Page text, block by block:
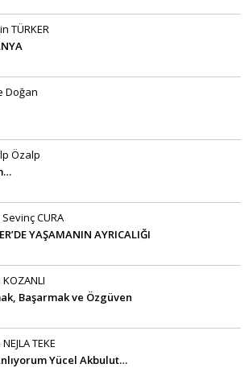
TÜRKER
Doğan
Özalp
CURA
YAŞAMANIN AYRICALIĞI
Başarmak ve Özgüven
TEKE
Yücel Akbulut…